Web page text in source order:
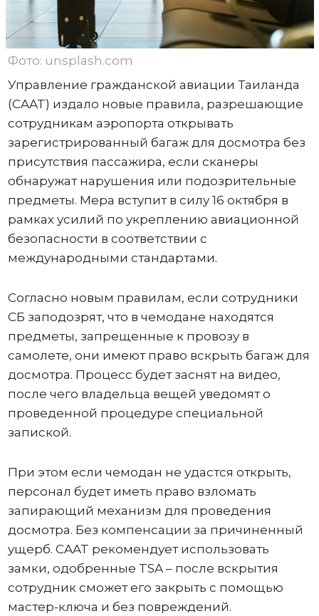
Фото: unsplash.com
Управление гражданской авиации Таиланда
(CAAT) издало новые правила, разрешающие
сотрудникам аэропорта открывать
зарегистрированный багаж для досмотра без
присутствия пассажира, если сканеры
обнаружат нарушения или подозрительные
предметы. Мера вступит в силу 16 октября в
рамках усилий по укреплению авиационной
безопасности в соответствии с
международными стандартами.
Согласно новым правилам, если сотрудники
СБ заподозрят, что в чемодане ​​находятся
предметы, запрещенные к провозу в
самолете, они имеют право вскрыть багаж для
досмотра. Процесс будет заснят на видео,
после чего владельца вещей уведомят о
проведенной процедуре специальной
запиской.
При этом если чемодан не удастся открыть,
персонал будет иметь право взломать
запирающий механизм для проведения
досмотра. Без компенсации за причиненный
ущерб. CAAT рекомендует использовать
замки, одобренные TSA – после вскрытия
сотрудник сможет его закрыть с помощью
мастер-ключа и без повреждений.